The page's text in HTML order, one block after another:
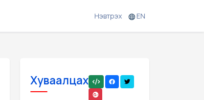
Нэвтрэх EN
Хуваалцах